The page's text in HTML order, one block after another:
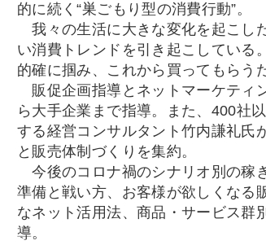
的に続く“巣ごもり型の消費行動”。
我々の生活に大きな変化を起こし
い消費トレンドを引き起こしている
的確に掴み、これから買ってもらう
販促企画指導とネットマーケティ
ら大手企業まで指導。また、400社
する経営コンサルタント竹内謙礼氏
と販売体制づくりを集約。
今後のコロナ禍のシナリオ別の稼
準備と戦い方、お客様が欲しくなる
なネット活用法、商品・サービス群
導。